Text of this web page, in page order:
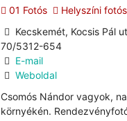
01 Fotós Helyszíni fotós
Kecskemét, Kocsis Pál
70/5312-654
E-mail
Weboldal
Csomós Nándor vagyok,
környékén.